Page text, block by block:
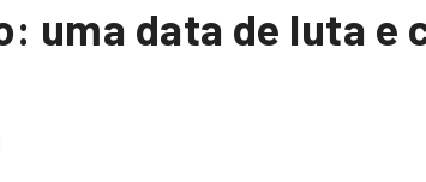
uma data de luta e